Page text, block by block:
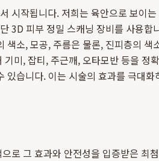
시작됩니다. 저희는 육안으로 보이
3D 피부 정밀 스캐닝 장비를 사용합
소, 모공, 주름은 물론, 진피층의 색
미, 잡티, 주근깨, 오타모반 등을 정
습니다. 이는 시술의 효과를 극대
로 그 효과와 안전성을 입증받은 최